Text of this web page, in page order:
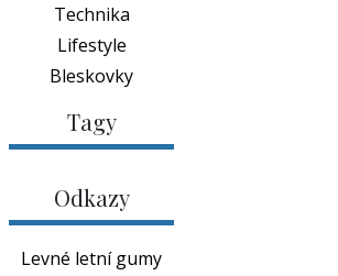
Technika
Lifestyle
Bleskovky
Tagy
Odkazy
Levné letní gumy